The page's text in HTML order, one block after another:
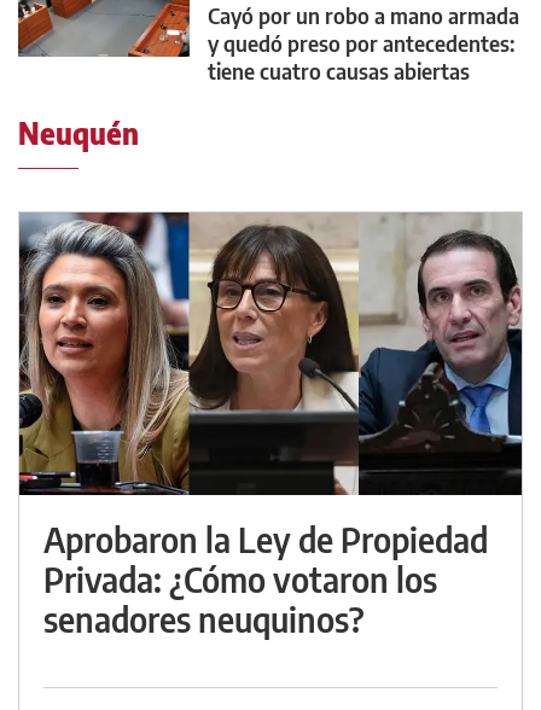
Cayó por un robo a mano armada
y quedó preso por antecedentes:
tiene cuatro causas abiertas
Neuquén
Aprobaron la Ley de Propiedad
Privada: ¿Cómo votaron los
senadores neuquinos?